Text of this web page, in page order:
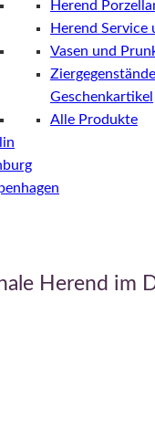
Herend
Herend Service
Vasen und
Geschenkartikel
Alle Produkte
Herend im